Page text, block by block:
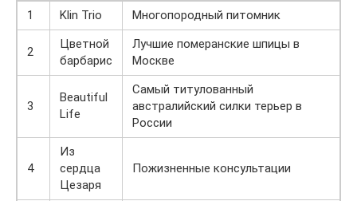
1 Klin Trio Многопородный питомник
2
Цветной
барбарис
Лучшие померанские шпицы в
Москве
3
Beautiful
Life
Самый титулованный
австралийский силки терьер в
России
4
Из
сердца
Цезаря
Пожизненные консультации